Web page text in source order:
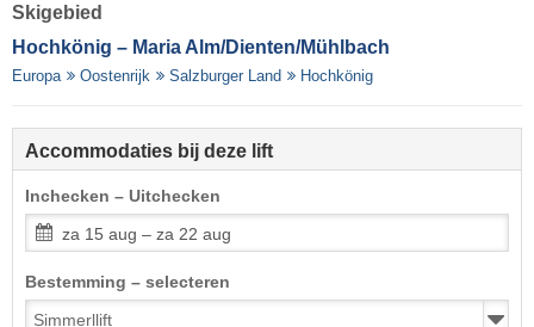
Skigebied
Hochkönig – Maria Alm/​Dienten/​Mühlbach
Europa Oostenrijk Salzburger Land Hochkönig
Accommodaties bij deze lift
Inchecken – Uitchecken
za 15 aug – za 22 aug
Bestemming – selecteren